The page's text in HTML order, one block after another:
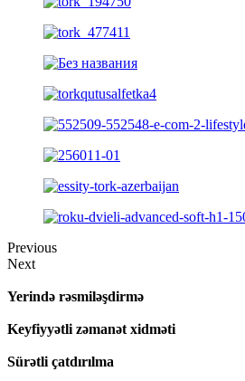
Previous
Next
Yerində rəsmiləşdirmə
Keyfiyyətli zəmanət xidməti
Sürətli çatdırılma